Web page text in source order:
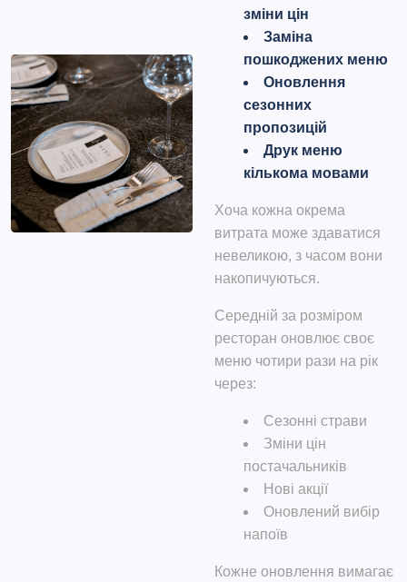
зміни цін
Заміна
пошкоджених меню
Оновлення
сезонних
пропозицій
Друк меню
кількома мовами
Хоча кожна окрема
витрата може здаватися
невеликою, з часом вони
накопичуються.
Середній за розміром
ресторан оновлює своє
меню чотири рази на рік
через:
Сезонні страви
Зміни цін
постачальників
Нові акції
Оновлений вибір
напоїв
Кожне оновлення вимагає